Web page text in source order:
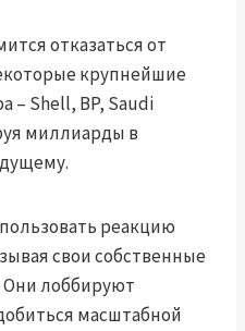
отказаться от
крупнейшие
– Shell, BP, Saudi
миллиарды в
реакцию
свои собственные
Они лоббируют
масштабной